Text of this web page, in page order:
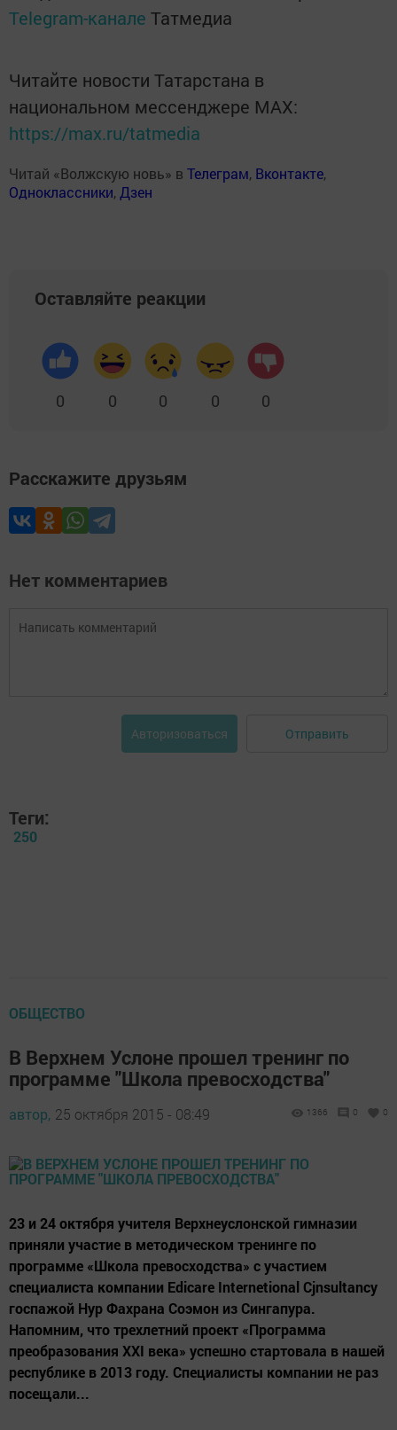
Telegram-канале Татмедиа
Читайте новости Татарстана в
национальном мессенджере MАХ:
https://max.ru/tatmedia
Читай «Волжскую новь» в Телеграм, Вконтакте,
Одноклассники, Дзен
Оставляйте реакции
0 0 0 0 0
Расскажите друзьям
Нет комментариев
Авторизоваться Отправить
Теги:
250
ОБЩЕСТВО
В Верхнем Услоне прошел тренинг по
программе "Школа превосходства"
автор, 25 октября 2015 - 08:49 1366 0 0
23 и 24 октября учителя Верхнеуслонской гимназии
приняли участие в методическом тренинге по
программе «Школа превосходства» с участием
специалиста компании Edicare Internetional Cjnsultancy
госпажой Нур Фахрана Соэмон из Сингапура.
Напомним, что трехлетний проект «Программа
преобразования XXI века» успешно стартовала в нашей
республике в 2013 году. Специалисты компании не раз
посещали...